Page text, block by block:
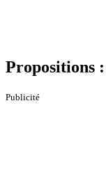
Propositions :
Publicité